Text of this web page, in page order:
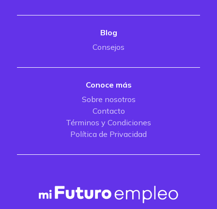
Blog
Consejos
Conoce más
Sobre nosotros
Contacto
Términos y Condiciones
Política de Privacidad